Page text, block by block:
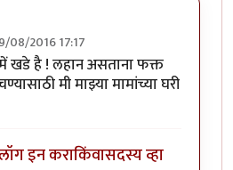
08/2016 17:17
खडे है ! लहान असताना फक्त
मी माझ्या मामांच्या घरी
इन कराकिंवासदस्य व्हा